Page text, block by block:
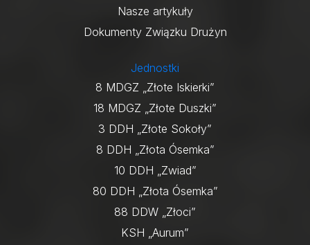
Nasze artykuły
Dokumenty Związku Drużyn
Jednostki
8 MDGZ „Złote Iskierki”
18 MDGZ „Złote Duszki”
3 DDH „Złote Sokoły”
8 DDH „Złota Ósemka”
10 DDH „Zwiad”
80 DDH „Złota Ósemka”
88 DDW „Złoci”
KSH „Aurum”